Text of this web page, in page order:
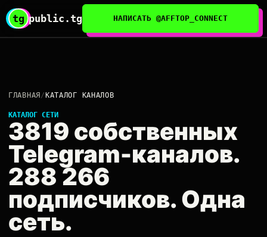
tg public.tg НАПИСАТЬ @AFFTOP_CONNECT
ГЛАВНАЯ / КАТАЛОГ КАНАЛОВ
КАТАЛОГ СЕТИ
3819 собственных
Telegram-каналов.
288 266
подписчиков. Одна
сеть.